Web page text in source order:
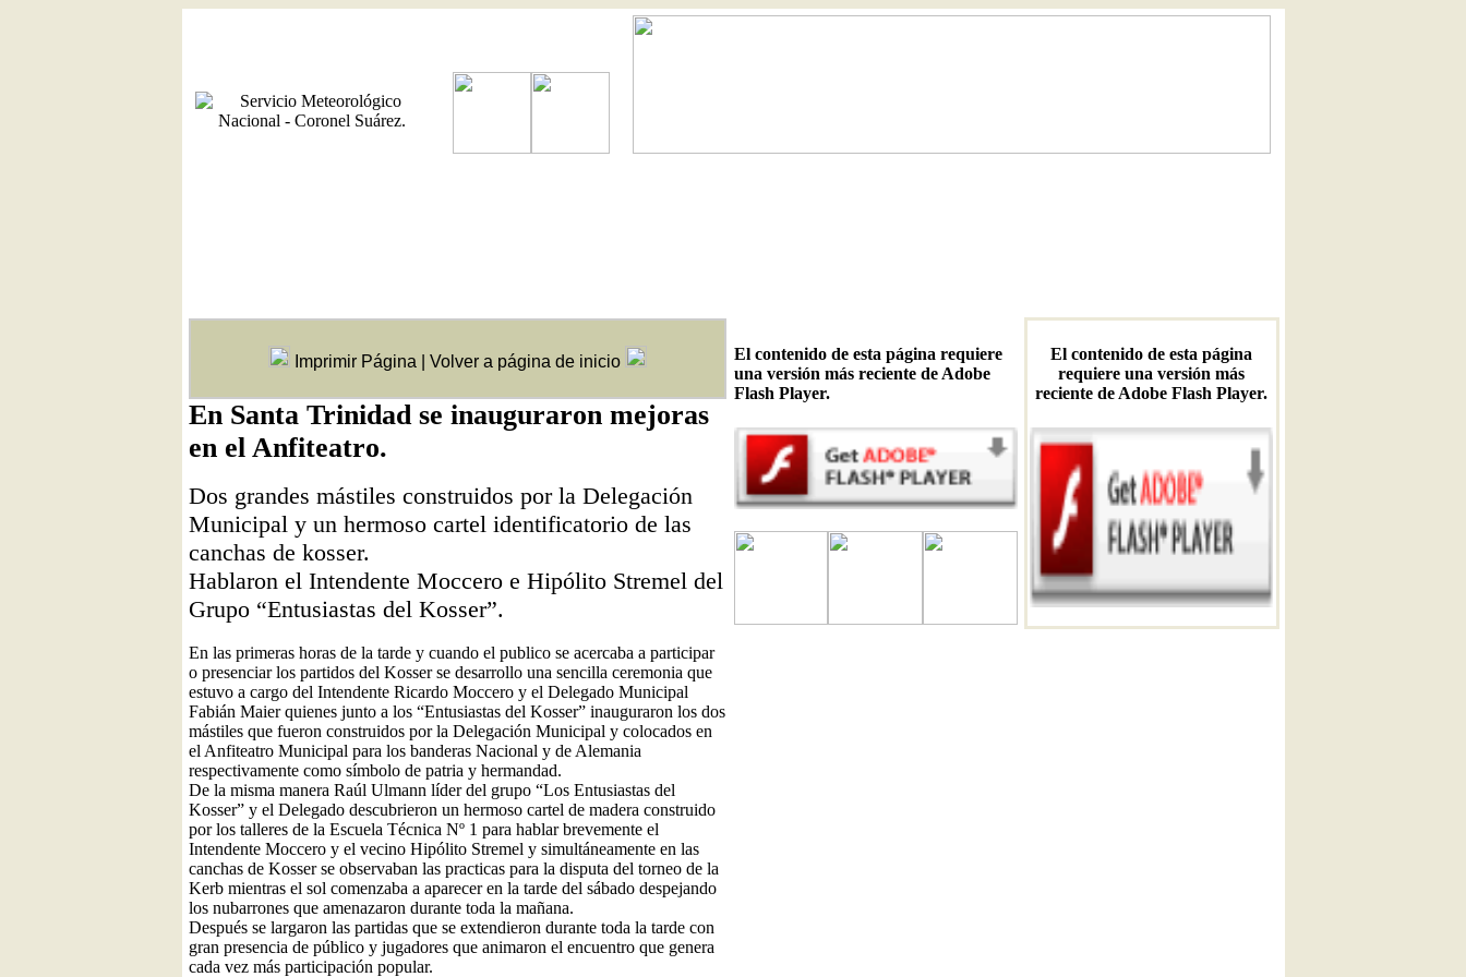
Imprimir Página Volver a página de inicio
En Santa Trinidad se inauguraron mejoras
en el Anfiteatro.
Dos grandes mástiles construidos por la Delegación
Municipal y un hermoso cartel identificatorio de las
canchas de kosser.
Hablaron el Intendente Moccero e Hipólito Stremel del
Grupo “Entusiastas del Kosser”.
En las primeras horas de la tarde y cuando el publico se acercaba a participar
o presenciar los partidos del Kosser se desarrollo una sencilla ceremonia que
estuvo a cargo del Intendente Ricardo Moccero y el Delegado Municipal
Fabián Maier quienes junto a los “Entusiastas del Kosser” inauguraron los dos
mástiles que fueron construidos por la Delegación Municipal y colocados en
el Anfiteatro Municipal para los banderas Nacional y de Alemania
respectivamente como símbolo de patria y hermandad.
De la misma manera Raúl Ulmann líder del grupo “Los Entusiastas del
Kosser” y el Delegado descubrieron un hermoso cartel de madera construido
por los talleres de la Escuela Técnica Nº 1 para hablar brevemente el
Intendente Moccero y el vecino Hipólito Stremel y simultáneamente en las
canchas de Kosser se observaban las practicas para la disputa del torneo de la
Kerb mientras el sol comenzaba a aparecer en la tarde del sábado despejando
los nubarrones que amenazaron durante toda la mañana.
Después se largaron las partidas que se extendieron durante toda la tarde con
gran presencia de público y jugadores que animaron el encuentro que genera
cada vez más participación popular.
El contenido de esta página requiere
una versión más reciente de Adobe
Flash Player.
El contenido de esta página
requiere una versión más
reciente de Adobe Flash Player.